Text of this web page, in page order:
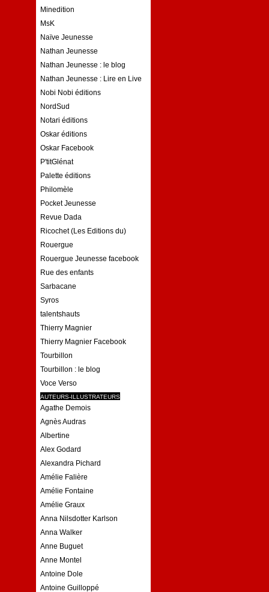
Minedition
MsK
Naïve Jeunesse
Nathan Jeunesse
Nathan Jeunesse : le blog
Nathan Jeunesse : Lire en Live
Nobi Nobi éditions
NordSud
Notari éditions
Oskar éditions
Oskar Facebook
P'titGlénat
Palette éditions
Philomèle
Pocket Jeunesse
Revue Dada
Ricochet (Les Editions du)
Rouergue
Rouergue Jeunesse facebook
Rue des enfants
Sarbacane
Syros
talentshauts
Thierry Magnier
Thierry Magnier Facebook
Tourbillon
Tourbillon : le blog
Voce Verso
AUTEURS-ILLUSTRATEURS
Agathe Demois
Agnès Audras
Albertine
Alex Godard
Alexandra Pichard
Amélie Falière
Amélie Fontaine
Amélie Graux
Anna Nilsdotter Karlson
Anna Walker
Anne Buguet
Anne Montel
Antoine Dole
Antoine Guilloppé